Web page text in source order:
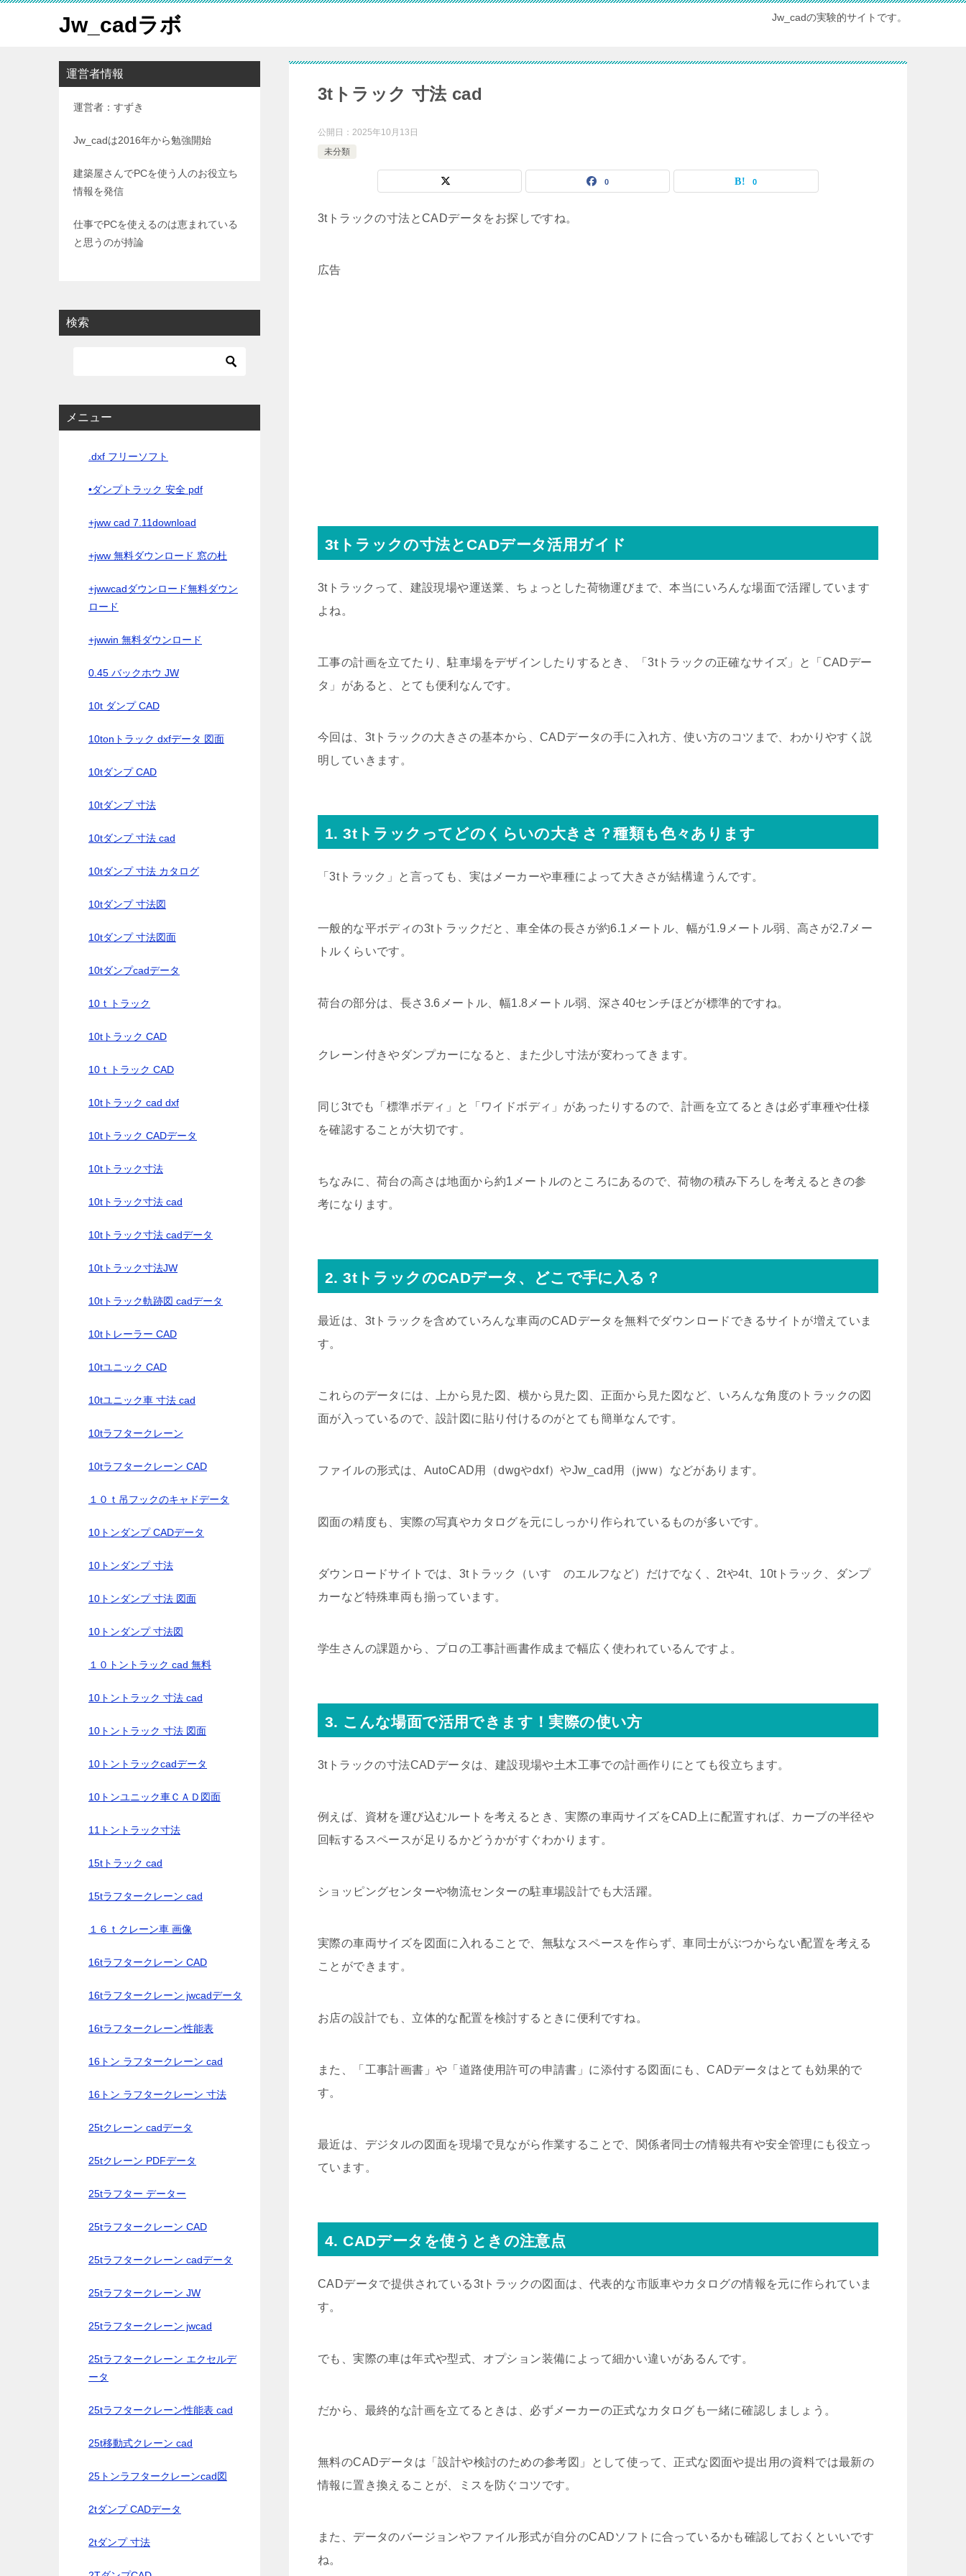
Jw_cadラボ Jw_cadの実験的サイトです。
3tトラック 寸法 cad
公開日： 2025年10月13日
未分類
0 0
3tトラックの寸法とCADデータをお探しですね。
広告
3tトラックの寸法とCADデータ活用ガイド
3tトラックって、建設現場や運送業、ちょっとした荷物運びまで、本当にいろんな場面で活躍しています
よね。
工事の計画を立てたり、駐車場をデザインしたりするとき、「3tトラックの正確なサイズ」と「CADデー
タ」があると、とても便利なんです。
今回は、3tトラックの大きさの基本から、CADデータの手に入れ方、使い方のコツまで、わかりやすく説
明していきます。
1. 3tトラックってどのくらいの大きさ？種類も色々あります
「3tトラック」と言っても、実はメーカーや車種によって大きさが結構違うんです。
一般的な平ボディの3tトラックだと、車全体の長さが約6.1メートル、幅が1.9メートル弱、高さが2.7メー
トルくらいです。
荷台の部分は、長さ3.6メートル、幅1.8メートル弱、深さ40センチほどが標準的ですね。
クレーン付きやダンプカーになると、また少し寸法が変わってきます。
同じ3tでも「標準ボディ」と「ワイドボディ」があったりするので、計画を立てるときは必ず車種や仕様
を確認することが大切です。
ちなみに、荷台の高さは地面から約1メートルのところにあるので、荷物の積み下ろしを考えるときの参
考になります。
2. 3tトラックのCADデータ、どこで手に入る？
最近は、3tトラックを含めていろんな車両のCADデータを無料でダウンロードできるサイトが増えていま
す。
これらのデータには、上から見た図、横から見た図、正面から見た図など、いろんな角度のトラックの図
面が入っているので、設計図に貼り付けるのがとても簡単なんです。
ファイルの形式は、AutoCAD用（dwgやdxf）やJw_cad用（jww）などがあります。
図面の精度も、実際の写真やカタログを元にしっかり作られているものが多いです。
ダウンロードサイトでは、3tトラック（いすゞのエルフなど）だけでなく、2tや4t、10tトラック、ダンプ
カーなど特殊車両も揃っています。
学生さんの課題から、プロの工事計画書作成まで幅広く使われているんですよ。
3. こんな場面で活用できます！実際の使い方
3tトラックの寸法CADデータは、建設現場や土木工事での計画作りにとても役立ちます。
例えば、資材を運び込むルートを考えるとき、実際の車両サイズをCAD上に配置すれば、カーブの半径や
回転するスペースが足りるかどうかがすぐわかります。
ショッピングセンターや物流センターの駐車場設計でも大活躍。
実際の車両サイズを図面に入れることで、無駄なスペースを作らず、車同士がぶつからない配置を考える
ことができます。
お店の設計でも、立体的な配置を検討するときに便利ですね。
また、「工事計画書」や「道路使用許可の申請書」に添付する図面にも、CADデータはとても効果的で
す。
最近は、デジタルの図面を現場で見ながら作業することで、関係者同士の情報共有や安全管理にも役立っ
ています。
4. CADデータを使うときの注意点
CADデータで提供されている3tトラックの図面は、代表的な市販車やカタログの情報を元に作られていま
す。
でも、実際の車は年式や型式、オプション装備によって細かい違いがあるんです。
だから、最終的な計画を立てるときは、必ずメーカーの正式なカタログも一緒に確認しましょう。
無料のCADデータは「設計や検討のための参考図」として使って、正式な図面や提出用の資料では最新の
情報に置き換えることが、ミスを防ぐコツです。
また、データのバージョンやファイル形式が自分のCADソフトに合っているかも確認しておくといいです
ね。
運営者情報
運営者：すずき
Jw_cadは2016年から勉強開始
建築屋さんでPCを使う人のお役立ち
情報を発信
仕事でPCを使えるのは恵まれている
と思うのが持論
検索
メニュー
.dxf フリーソフト
•ダンプトラック 安全 pdf
+jww cad 7.11download
+jww 無料ダウンロード 窓の杜
+jwwcadダウンロード無料ダウン
ロード
+jwwin 無料ダウンロード
0.45 バックホウ JW
10t ダンプ CAD
10tonトラック dxfデータ 図面
10tダンプ CAD
10tダンプ 寸法
10tダンプ 寸法 cad
10tダンプ 寸法 カタログ
10tダンプ 寸法図
10tダンプ 寸法図面
10tダンプcadデータ
10ｔトラック
10tトラック CAD
10ｔトラック CAD
10tトラック cad dxf
10tトラック CADデータ
10tトラック寸法
10tトラック寸法 cad
10tトラック寸法 cadデータ
10tトラック寸法JW
10tトラック軌跡図 cadデータ
10tトレーラー CAD
10tユニック CAD
10tユニック車 寸法 cad
10tラフタークレーン
10tラフタークレーン CAD
１０ｔ吊フックのキャドデータ
10トンダンプ CADデータ
10トンダンプ 寸法
10トンダンプ 寸法 図面
10トンダンプ 寸法図
１０トントラック cad 無料
10トントラック 寸法 cad
10トントラック 寸法 図面
10トントラックcadデータ
10トンユニック車ＣＡＤ図面
11トントラック寸法
15tトラック cad
15tラフタークレーン cad
１６ｔクレーン車 画像
16tラフタークレーン CAD
16tラフタークレーン jwcadデータ
16tラフタークレーン性能表
16トン ラフタークレーン cad
16トン ラフタークレーン 寸法
25tクレーン cadデータ
25tクレーン PDFデータ
25tラフター データー
25tラフタークレーン CAD
25tラフタークレーン cadデータ
25tラフタークレーン JW
25tラフタークレーン jwcad
25tラフタークレーン エクセルデ
ータ
25tラフタークレーン性能表 cad
25t移動式クレーン cad
25トンラフタークレーンcad図
2tダンプ CADデータ
2tダンプ 寸法